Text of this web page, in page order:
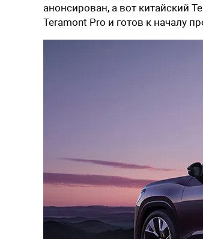
анонсирован, а вот китайский
Teramont Pro и готов к началу